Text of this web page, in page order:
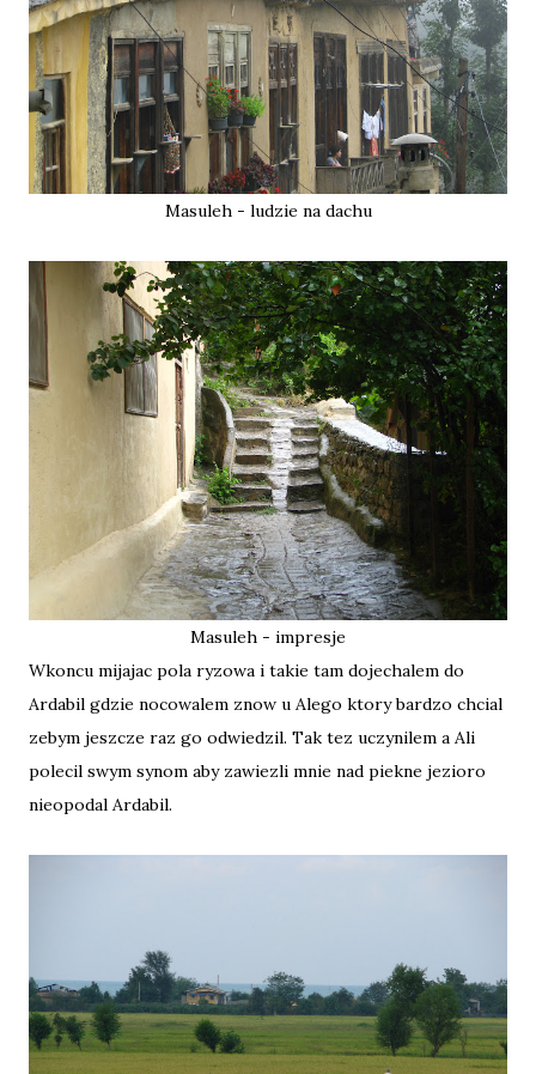
Masuleh - ludzie na dachu
Masuleh - impresje
Wkoncu mijajac pola ryzowa i takie tam dojechalem do
Ardabil gdzie nocowalem znow u Alego ktory bardzo chcial
zebym jeszcze raz go odwiedzil. Tak tez uczynilem a Ali
polecil swym synom aby zawiezli mnie nad piekne jezioro
nieopodal Ardabil.